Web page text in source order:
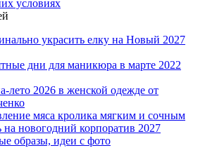
условиях
украсить елку на Новый 2027
дни для маникюра в марте 2022
лето 2026 в женской одежде от
мяса кролика мягким и сочным
на новогодний корпоратив 2027
образы, идеи с фото